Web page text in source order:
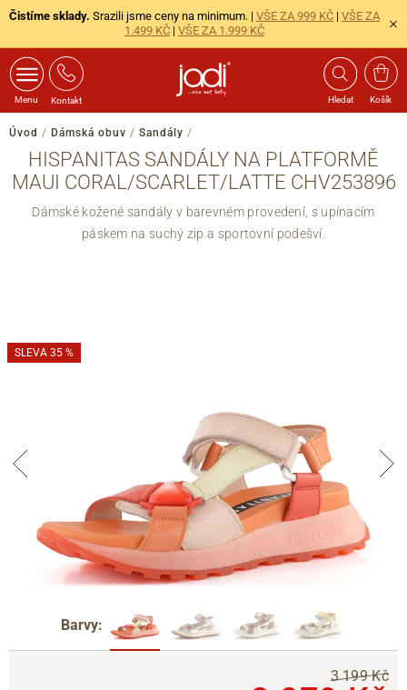
Čistíme sklady. Srazili jsme ceny na minimum. | VŠE ZA 999 KČ | VŠE ZA
1.499 KČ | VŠE ZA 1.999 KČ
Menu Kontakt Hledat Košík
Úvod / Dámská obuv / Sandály /
HISPANITAS SANDÁLY NA PLATFORMĚ
MAUI CORAL/SCARLET/LATTE CHV253896
Dámské kožené sandály v barevném provedení, s upínacím
páskem na suchý zip a sportovní podešví.
SLEVA 35 %
Barvy:
3 199 Kč